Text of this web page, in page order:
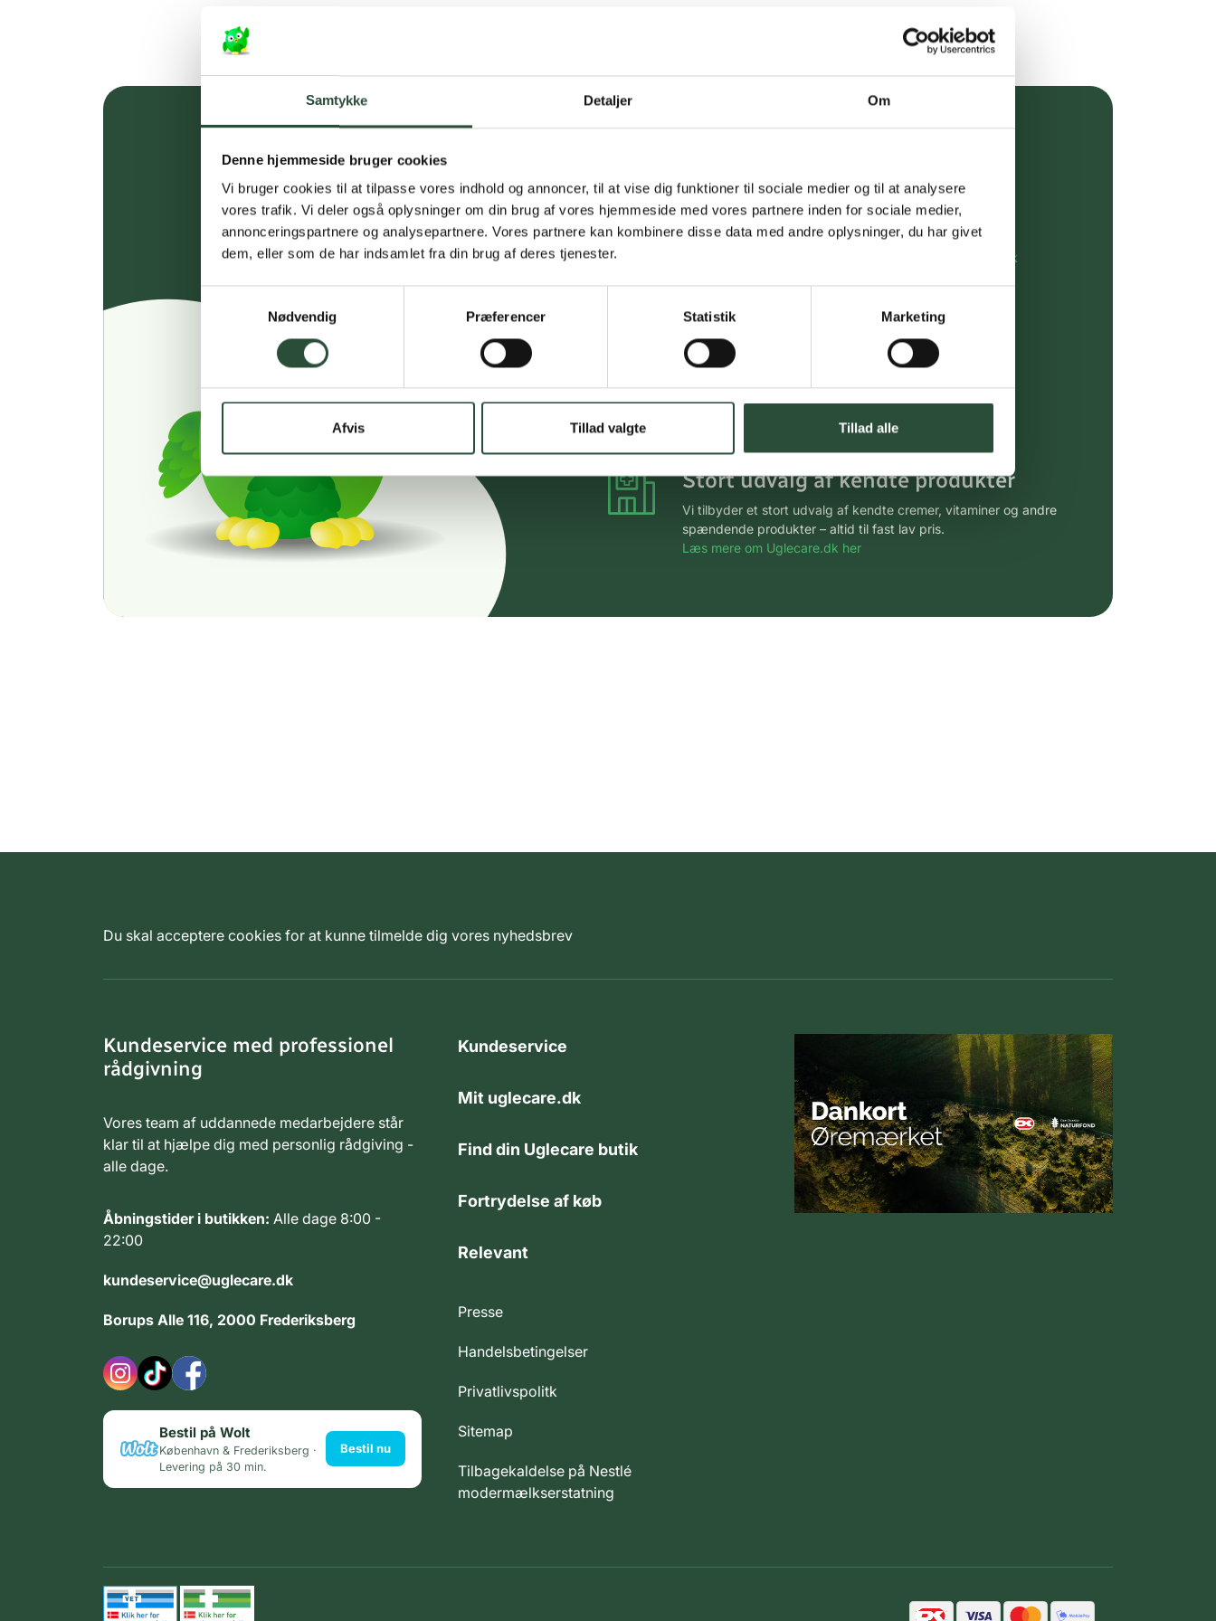
Samtykke Detaljer Om
Denne hjemmeside bruger cookies
Vi bruger cookies til at tilpasse vores indhold og annoncer, til at vise dig funktioner til sociale medier og til at analysere
vores trafik. Vi deler også oplysninger om din brug af vores hjemmeside med vores partnere inden for sociale medier,
annonceringspartnere og analysepartnere. Vores partnere kan kombinere disse data med andre oplysninger, du har givet
dem, eller som de har indsamlet fra din brug af deres tjenester.
Nødvendig
Præferencer Statistik Marketing
Afvis Tillad valgte Tillad alle
Personlig rådgivning
kundeservice@uglecare.dk
Hurtig levering (30 min. i Kbh)
Hurtigt leveringen via GLS, og DAO
Faste lave priser*
*Gælder ikke ernæringsprodukter.
Stort udvalg af kendte produkter
Vi tilbyder et stort udvalg af kendte cremer, vitaminer og andre
spændende produkter – altid til fast lav pris.
Læs mere om Uglecare.dk her
Du skal acceptere cookies for at kunne tilmelde dig vores nyhedsbrev
Kundeservice med professionel
rådgivning
Vores team af uddannede medarbejdere står
klar til at hjælpe dig med personlig rådgiving -
alle dage.
Åbningstider i butikken: Alle dage 8:00 -
22:00
kundeservice@uglecare.dk
Borups Alle 116, 2000 Frederiksberg
Bestil på Wolt
København & Frederiksberg ·
Levering på 30 min.
Bestil nu
Kundeservice
Mit uglecare.dk
Find din Uglecare butik
Fortrydelse af køb
Relevant
Presse
Handelsbetingelser
Privatlivspolitk
Sitemap
Tilbagekaldelse på Nestlé
modermælkserstatning